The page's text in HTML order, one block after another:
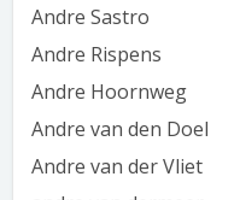
Andre Sastro
Andre Rispens
Andre Hoornweg
Andre van den Doel
Andre van der Vliet